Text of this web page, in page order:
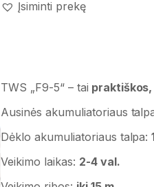
Įsiminti prekę
TWS „F9-5“ – tai
Ausinės akumuliatoriaus
Dėklo akumuliatoriaus talpa:
Veikimo laikas: 2-4 val.